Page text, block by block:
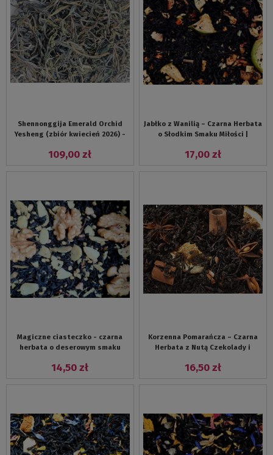
Shennonggija Emerald Orchid
Yesheng (zbiór kwiecień 2026) -
rosnacych drzew
109,00 zł
Jabłko z Wanilią – Czarna Herbata
o Słodkim Smaku Miłości |
17,00 zł
Magiczne ciasteczko - czarna
herbata o deserowym smaku
14,50 zł
Korzenna Pomarańcza – Czarna
Herbata z Nutą Czekolady i
16,50 zł